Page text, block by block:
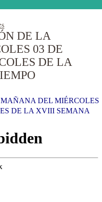
DE LA
03 DE
DE LA
DEL MIÉRCOLES
DE LA XVIII SEMANA